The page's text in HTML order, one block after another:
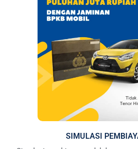
SIMULASI